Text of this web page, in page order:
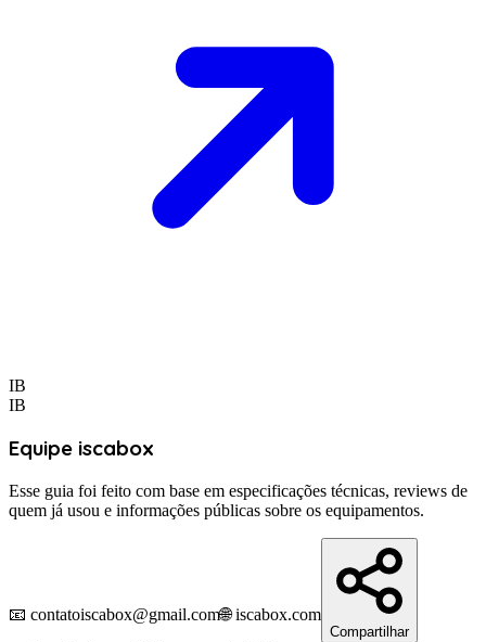
IB
IB
Equipe iscabox
Esse guia foi feito com base em especificações técnicas, reviews de
quem já usou e informações públicas sobre os equipamentos.
📧 contatoiscabox@gmail.com🌐 iscabox.com
Compartilhar